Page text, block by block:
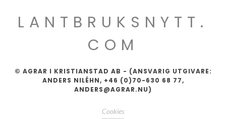
LANTBRUKSNYTT.
COM
© AGRAR I KRISTIANSTAD AB - (ANSVARIG UTGIVARE:
ANDERS NILÉHN, +46 (0)70-630 68 77,
ANDERS@AGRAR.NU)
Cookies